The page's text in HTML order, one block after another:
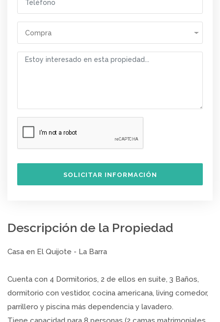
Compra
SOLICITAR INFORMACIÓN
Descripción de la Propiedad
Casa en El Quijote - La Barra
Cuenta con 4 Dormitorios, 2 de ellos en suite, 3 Baños,
dormitorio con vestidor, cocina americana, living comedor,
parrillero y piscina más dependencia y lavadero.